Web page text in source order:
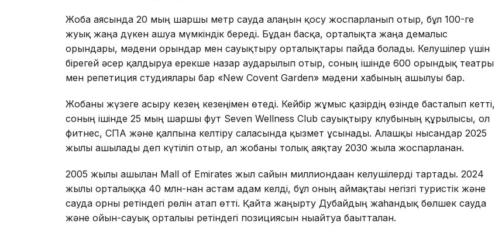
Жоба аясында 20 мың шаршы метр сауда алаңын қосу жоспарланып отыр, бұл 100-ге
жуық жаңа дүкен ашуға мүмкіндік береді. Бұдан басқа, орталықта жаңа демалыс
орындары, мәдени орындар мен сауықтыру орталықтары пайда болады. Келушілер үшін
бірегей әсер қалдыруға ерекше назар аударылып отыр, соның ішінде 600 орындық театры
мен репетиция студиялары бар «New Covent Garden» мәдени хабының ашылуы бар.
Жобаны жүзеге асыру кезең кезеңімен өтеді. Кейбір жұмыс қазірдің өзінде басталып кетті,
соның ішінде 25 мың шаршы фут Seven Wellness Club сауықтыру клубының құрылысы, ол
фитнес, СПА және қалпына келтіру саласында қызмет ұсынады. Алғашқы нысандар 2025
жылы ашылады деп күтіліп отыр, ал жобаны толық аяқтау 2030 жылға жоспарланған.
2005 жылы ашылған Mall of Emirates жыл сайын миллиондаған келушілерді тартады. 2024
жылы орталыққа 40 млн-нан астам адам келді, бұл оның аймақтағы негізгі туристік және
сауда орны ретіндегі рөлін атап өтті. Қайта жаңғырту Дубайдың жаһандық бөлшек сауда
және ойын-сауық орталығы ретіндегі позициясын нығайтуға бағытталған.